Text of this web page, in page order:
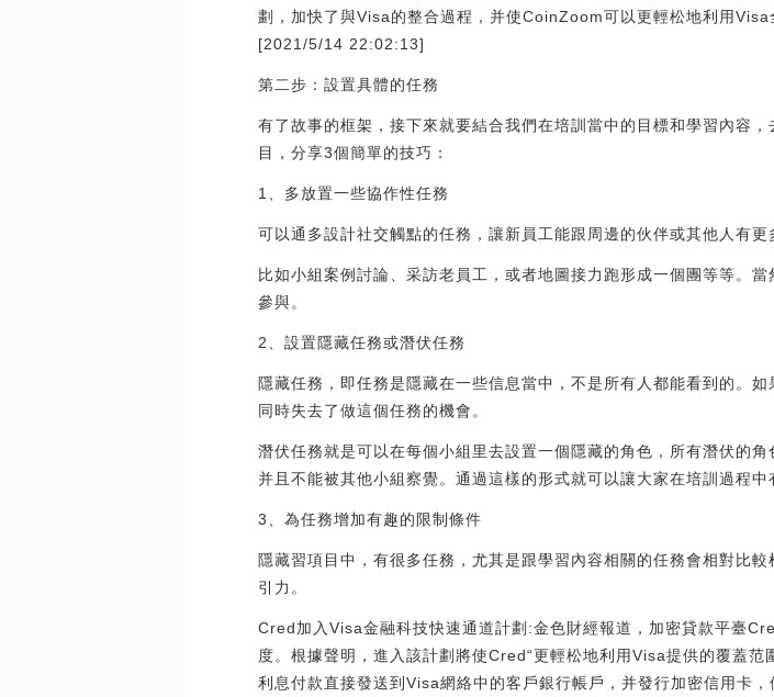
劃，加快了與Visa的整合過程，并使CoinZoom可以更輕松地利用
[2021/5/14 22:02:13]
第二步：設置具體的任務
有了故事的框架，接下來就要結合我們在培訓當中的目標和學習內容
目，分享3個簡單的技巧：
1、多放置一些協作性任務
可以通多設計社交觸點的任務，讓新員工能跟周邊的伙伴或其他人有更
比如小組案例討論、采訪老員工，或者地圖接力跑形成一個團等等。
參與。
2、設置隱藏任務或潛伏任務
隱藏任務，即任務是隱藏在一些信息當中，不是所有人都能看到的。
同時失去了做這個任務的機會。
潛伏任務就是可以在每個小組里去設置一個隱藏的角色，所有潛伏的
并且不能被其他小組察覺。通過這樣的形式就可以讓大家在培訓過程中
3、為任務增加有趣的限制條件
隱藏習項目中，有很多任務，尤其是跟學習內容相關的任務會相對比
引力。
Cred加入Visa金融科技快速通道計劃:金色財經報道，加密貸款平臺
度。根據聲明，進入該計劃將使Cred“更輕松地利用Visa提供的覆蓋
利息付款直接發送到Visa網絡中的客戶銀行帳戶，并發行加密信用卡